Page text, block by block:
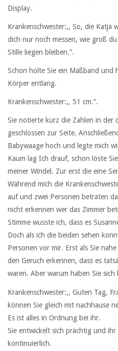
Display.
Krankenschwester:,, So, die Katja
dich nur noch messen, wie groß
Stille liegen bleiben.“.
Schon holte Sie ein Maßband und
Körper entlang.
Krankenschwester:,, 51 cm.“.
Sie notierte kurz die Zahlen in der
geschlossen zur Seite.
Babywaage hoch und legte mich
Kaum lag Ich drauf, schon löste
meiner Windel. Zur erst die eine
Während mich die
auf und zwei Personen betraten
nicht erkennen wer das Zimmer
Stimme wusste ich, dass es
Doch als ich die beiden sehen
Personen vor mir. Erst als Sie
den Geruch erkennen, dass es
waren. Aber warum haben Sie sich
Krankenschwester:,, Guten Tag,
können Sie gleich mit nachhause
Es ist alles in Ordnung bei ihr.
Sie entwickelt sich prächtig und
kontinuierlich.